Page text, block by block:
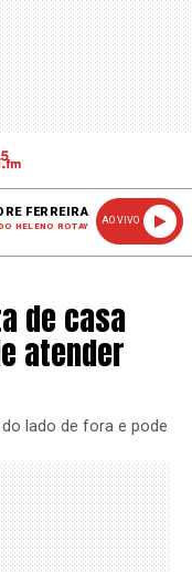
FERREIRA
HELENO ROTAY
AO VIVO
de casa
atender
lado de fora e pode